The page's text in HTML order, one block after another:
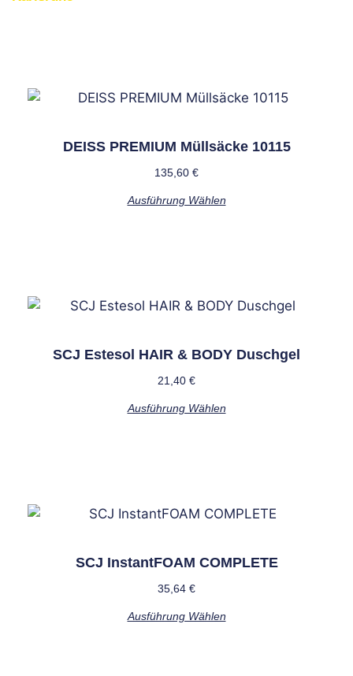
DEISS PREMIUM Müllsäcke 10115
135,60 €
Ausführung Wählen
SCJ Estesol HAIR & BODY Duschgel
21,40 €
Ausführung Wählen
SCJ InstantFOAM COMPLETE
35,64 €
Ausführung Wählen